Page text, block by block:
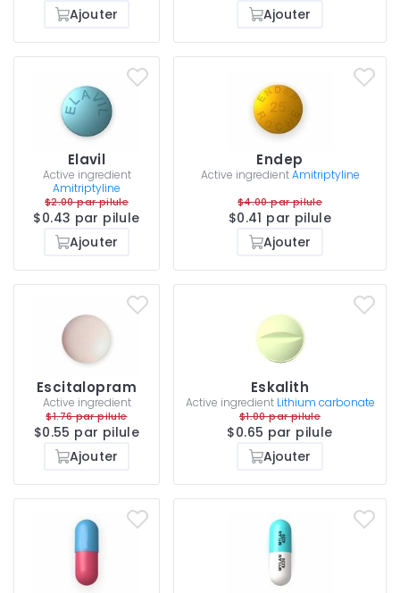
Ajouter
Ajouter
Elavil
Active ingredient
Amitriptyline
$2.00 par pilule
$0.43 par pilule
Ajouter
Endep
Active ingredient Amitriptyline
$4.00 par pilule
$0.41 par pilule
Ajouter
Escitalopram
Active ingredient
$1.76 par pilule
$0.55 par pilule
Ajouter
Eskalith
Active ingredient Lithium carbonate
$1.00 par pilule
$0.65 par pilule
Ajouter